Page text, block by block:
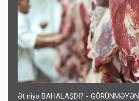
Ət niyə BAHALAŞDI? -